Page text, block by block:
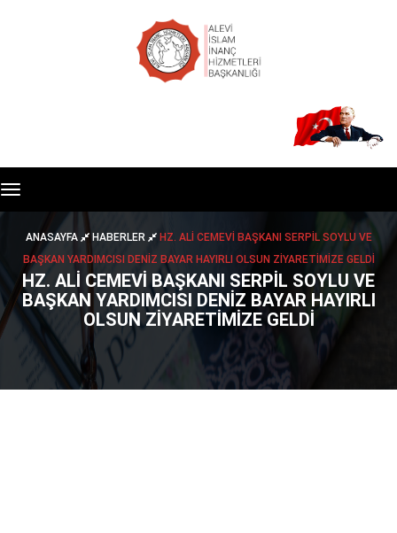
Toggle
navigation
ANASAYFA HABERLER
HZ. ALİ CEMEVİ BAŞKANI SERPİL SOYLU VE
BAŞKAN YARDIMCISI DENİZ BAYAR HAYIRLI OLSUN ZİYARETİMİZE GELDİ
HZ. ALİ CEMEVİ BAŞKANI SERPİL SOYLU VE
BAŞKAN YARDIMCISI DENİZ BAYAR HAYIRLI
OLSUN ZİYARETİMİZE GELDİ